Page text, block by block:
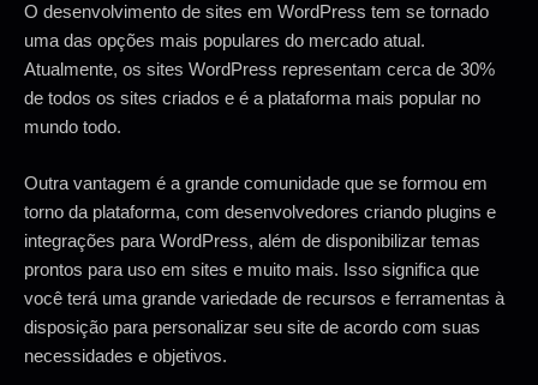
O desenvolvimento de sites em WordPress tem se tornado
uma das opções mais populares do mercado atual.
Atualmente, os sites WordPress representam cerca de 30%
de todos os sites criados e é a plataforma mais popular no
mundo todo.
Outra vantagem é a grande comunidade que se formou em
torno da plataforma, com desenvolvedores criando plugins e
integrações para WordPress, além de disponibilizar temas
prontos para uso em sites e muito mais. Isso significa que
você terá uma grande variedade de recursos e ferramentas à
disposição para personalizar seu site de acordo com suas
necessidades e objetivos.